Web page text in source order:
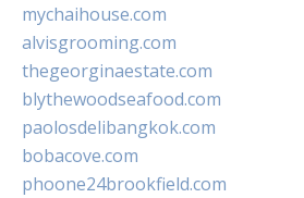
mychaihouse.com
alvisgrooming.com
thegeorginaestate.com
blythewoodseafood.com
paolosdelibangkok.com
bobacove.com
phoone24brookfield.com